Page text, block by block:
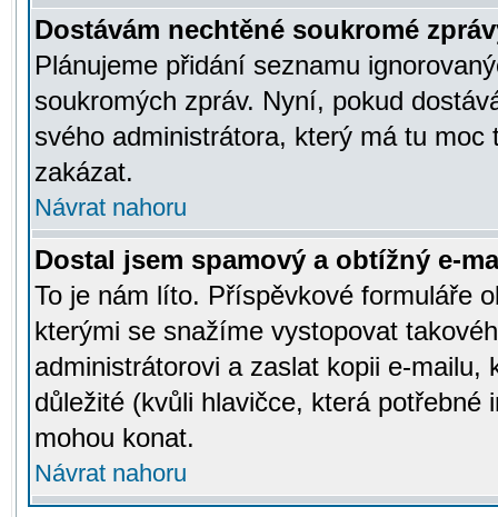
Dostávám nechtěné soukromé
Plánujeme přidání seznamu
soukromých zpráv. Nyní, pokud
svého administrátora, který má tu
zakázat.
Návrat nahoru
Dostal jsem spamový a obtížný e-
To je nám líto. Příspěvkové formuláře
kterými se snažíme vystopovat
administrátorovi a zaslat kopii e-mailu,
důležité (kvůli hlavičce, která potřebné
mohou konat.
Návrat nahoru